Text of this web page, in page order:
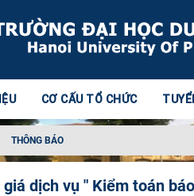
CƠ CẤU TỔ CHỨC
THÔNG BÁO
dịch vụ " Kiểm toán